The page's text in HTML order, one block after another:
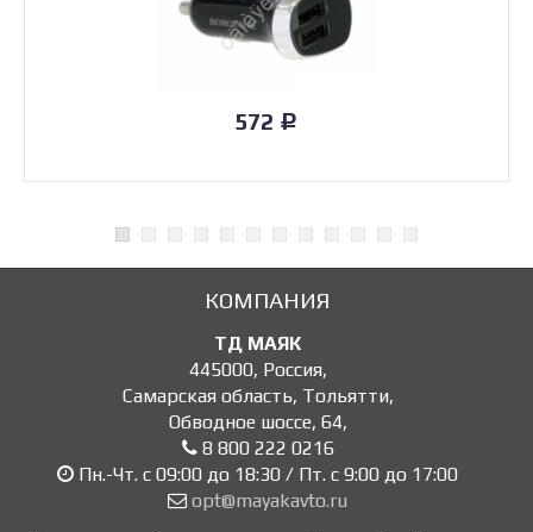
572 Р
КОМПАНИЯ
ТД МАЯК
445000, Россия,
Самарская область, Тольятти,
Обводное шоссе, 64,
8 800 222 0216
Пн.-Чт. с 09:00 до 18:30 / Пт. с 9:00 до 17:00
opt@mayakavto.ru